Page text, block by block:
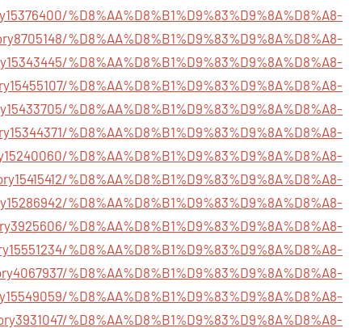
%D8%AA%D8%B1%D9%83%D9%8A%D8%A8-
%D8%AA%D8%B1%D9%83%D9%8A%D8%A8-
%D8%AA%D8%B1%D9%83%D9%8A%D8%A8-
%D8%AA%D8%B1%D9%83%D9%8A%D8%A8-
%D8%AA%D8%B1%D9%83%D9%8A%D8%A8-
%D8%AA%D8%B1%D9%83%D9%8A%D8%A8-
%D8%AA%D8%B1%D9%83%D9%8A%D8%A8-
%D8%AA%D8%B1%D9%83%D9%8A%D8%A8-
%D8%AA%D8%B1%D9%83%D9%8A%D8%A8-
%D8%AA%D8%B1%D9%83%D9%8A%D8%A8-
%D8%AA%D8%B1%D9%83%D9%8A%D8%A8-
%D8%AA%D8%B1%D9%83%D9%8A%D8%A8-
%D8%AA%D8%B1%D9%83%D9%8A%D8%A8-
%D8%AA%D8%B1%D9%83%D9%8A%D8%A8-